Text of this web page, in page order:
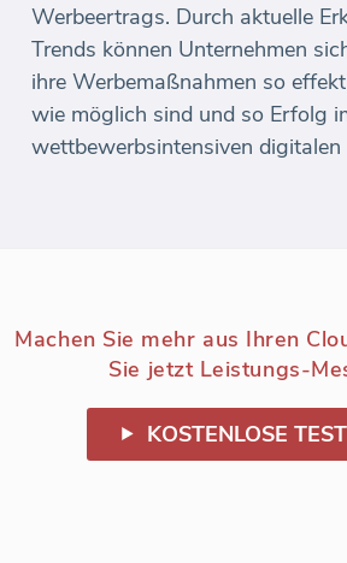
Werbeertrags. Durch aktuelle
Trends können Unternehmen
ihre Werbemaßnahmen so
wie möglich sind und so Erfolg
wettbewerbsintensiven digitalen
Machen Sie mehr aus Ihren
Sie jetzt Leistungs-
KOSTENLOSE